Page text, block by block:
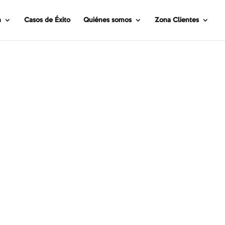
Casos de Éxito Quiénes somos Zona Clientes